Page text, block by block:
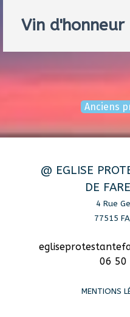
Vin d'honneur
Anciens
@ EGLISE
DE
4 Rue
77515
06 50
MENTIONS